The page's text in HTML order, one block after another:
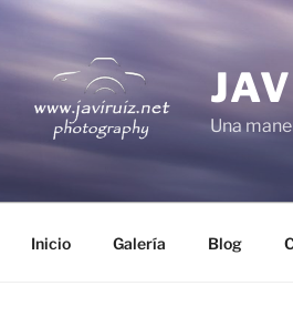
Una
Inicio Galería Blog